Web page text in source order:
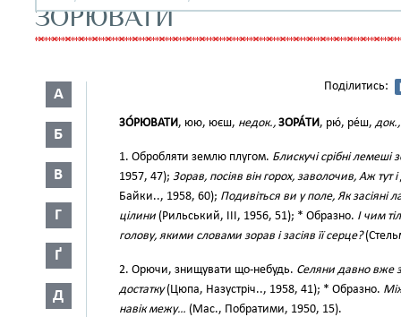
ЗОРЮВАТИ
А
Б
В
Г
Ґ
Д
Поділитись:
ЗО́РЮВАТИ, юю, юєш, недок., ЗОРА́ТИ, рю́, ре́ш,
1. Обробляти землю плугом. Блискучі срібні
1957, 47); Зорав, посіяв він горох, заволочив, Аж
Байки.., 1958, 60); Подивіться ви у поле, Як засіяні
цілини (Рильський, III, 1956, 51); * Образно. І чим
голову, якими словами зорав і засіяв її серце?
2. Орючи, знищувати що-небудь. Селяни давно вже
достатку(Цюпа, Назустріч.., 1958, 41); * Образно.
навік межу… (Мас., Побратими, 1950, 15).